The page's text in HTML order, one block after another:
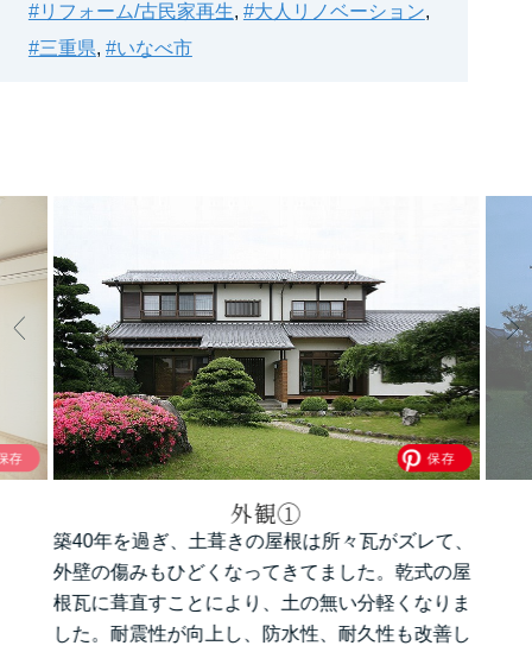
#リフォーム/古民家再生, #大人リノベーション,
#三重県, #いなべ市
外観①
築40年を過ぎ、土葺きの屋根は所々瓦がズレて、
外壁の傷みもひどくなってきてました。乾式の屋
根瓦に葺直すことにより、土の無い分軽くなりま
した。耐震性が向上し、防水性、耐久性も改善し